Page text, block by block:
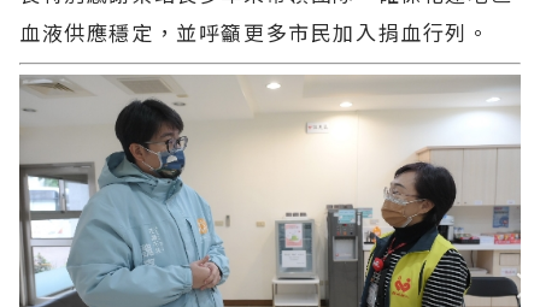
血液供應穩定，並呼籲更多市民加入捐血行列。